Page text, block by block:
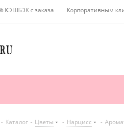
КЭШБЭК с заказа Корпоративным
- Каталог - Цветы - Нарцисс -